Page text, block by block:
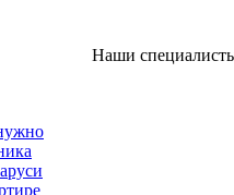
ответят на